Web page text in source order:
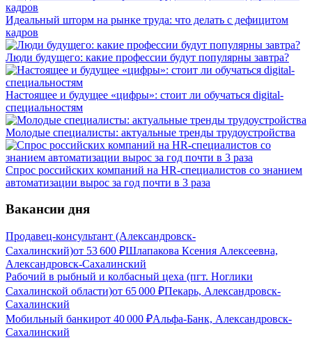
Идеальный шторм на рынке труда: что делать с дефицитом
кадров
Люди будущего: какие профессии будут популярны завтра?
Настоящее и будущее «цифры»: стоит ли обучаться digital-
специальностям
Молодые специалисты: актуальные тренды трудоустройства
Спрос российских компаний на HR-специалистов со знанием
автоматизации вырос за год почти в 3 раза
Вакансии дня
Продавец-консультант (Александровск-
Сахалинский)от 53 600 ₽Шлапакова Ксения Алексеевна,
Александровск-Сахалинский
Рабочий в рыбный и колбасный цеха (пгт. Ноглики
Сахалинской области)от 65 000 ₽Пекарь, Александровск-
Сахалинский
Мобильный банкирот 40 000 ₽Альфа-Банк, Александровск-
Сахалинский